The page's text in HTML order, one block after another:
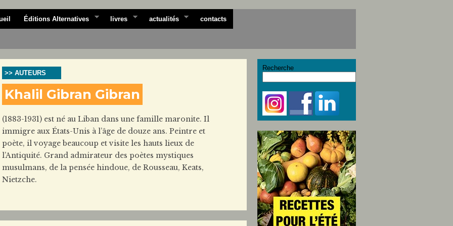
Éditions Alternatives livres actualités contacts
>> AUTEURS
Khalil Gibran Gibran
(1883-1931) est né au Liban dans une famille maronite. Il
immigre aux États-Unis à l’âge de douze ans. Peintre et
poète, il voyage beaucoup et visite les hauts lieux de
l’Antiquité. Grand admirateur des poètes mystiques
musulmans, de la pensée hindoue, de Rousseau, Keats,
Nietzche.
Recherche